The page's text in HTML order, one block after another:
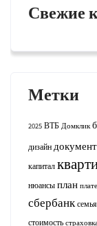
Свежие
Метки
2025 ВТБ Домклик
дизайн
капитал
нюансыплан
сбербанксемья
стоимость